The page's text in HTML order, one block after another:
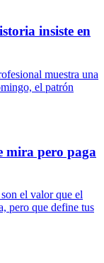
insiste en
muestra una
el patrón
mira pero paga
el valor que el
pero que define tus